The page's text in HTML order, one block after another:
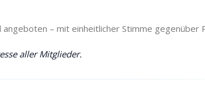
– mit einheitlicher Stimme gegenüber
aller Mitglieder.